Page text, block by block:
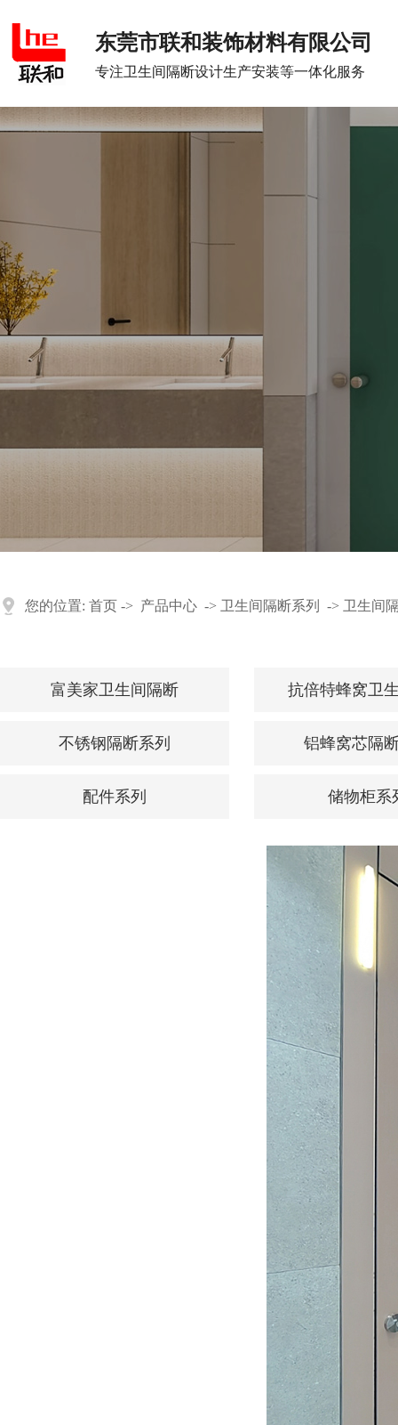
东莞市联和装饰材料有限公司
专注卫生间隔断设计生产安装等一体化服务
您的位置: 首页 -> 产品中心 -> 卫生间隔断系列 -> 卫生间
富美家卫生间隔断 抗倍特蜂窝卫
不锈钢隔断系列 铝蜂窝芯隔
配件系列 储物柜系